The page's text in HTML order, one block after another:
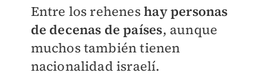
Entre los reheneshay personas
de decenas de países, aunque
muchos también tienen
nacionalidad israelí.